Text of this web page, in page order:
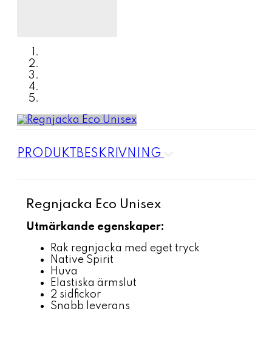
PRODUKTBESKRIVNING
Regnjacka Eco Unisex
Utmärkande egenskaper:
Rak regnjacka med eget tryck
Native Spirit
Huva
Elastiska ärmslut
2 sidfickor
Snabb leverans